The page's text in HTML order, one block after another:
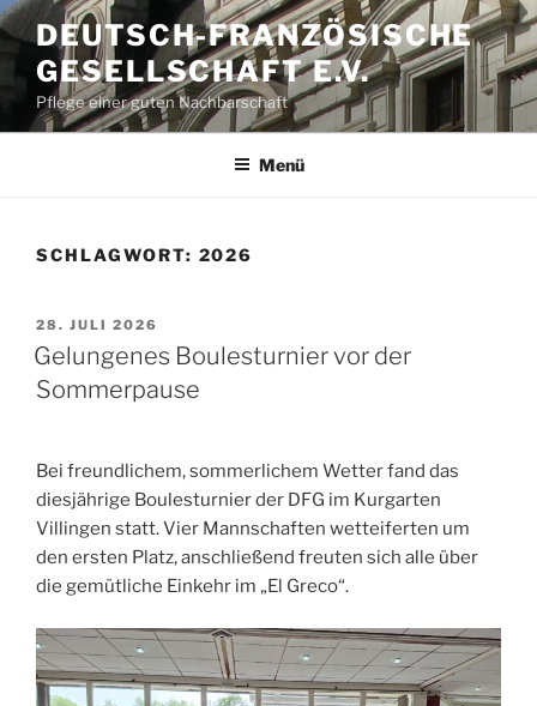
Zum
Inhalt
springen
DEUTSCH-FRANZÖSISCHE
GESELLSCHAFT E.V.
Pflege einer guten Nachbarschaft
Menü
SCHLAGWORT: 2026
VERÖFFENTLICHT
AM
28. JULI 2026
Gelungenes Boulesturnier vor der
Sommerpause
Bei freundlichem, sommerlichem Wetter fand das
diesjährige Boulesturnier der DFG im Kurgarten
Villingen statt. Vier Mannschaften wetteiferten um
den ersten Platz, anschließend freuten sich alle über
die gemütliche Einkehr im „El Greco“.